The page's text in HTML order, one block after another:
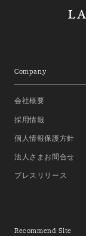
Company
会社概要
採用情報
個人情報保護方針
法人さまお問合せ
プレスリリース
Recommend Site